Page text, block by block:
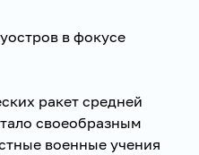
в фокусе
ракет средней
своеобразным
военные учения